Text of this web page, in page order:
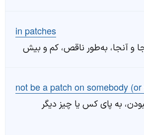
in patches
و آنجا، به‌طور ناقص، کم و بیش
not be a patch on somebody
به پای کس یا چیز دیگر